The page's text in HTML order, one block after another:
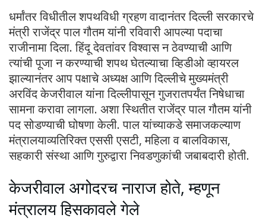
धर्मांतर विधीतील शपथविधी ग्रहण वादानंतर दिल्ली सरकारचे
मंत्री राजेंद्र पाल गौतम यांनी रविवारी आपल्या पदाचा
राजीनामा दिला. हिंदू देवतांवर विश्वास न ठेवण्याची आणि
त्यांची पूजा न करण्याची शपथ घेतल्याचा व्हिडीओ व्हायरल
झाल्यानंतर आप पक्षाचे अध्यक्ष आणि दिल्लीचे मुख्यमंत्री
अरविंद केजरीवाल यांना दिल्लीपासून गुजरातपर्यंत निषेधाचा
सामना करावा लागला. अशा स्थितीत राजेंद्र पाल गौतम यांनी
पद सोडण्याची घोषणा केली. पाल यांच्याकडे समाजकल्याण
मंत्रालयाव्यतिरिक्त एससी एसटी, महिला व बालविकास,
सहकारी संस्था आणि गुरुद्वारा निवडणुकांची जबाबदारी होती.
केजरीवाल अगोदरच नाराज होते, म्हणून
मंत्रालय हिसकावले गेले